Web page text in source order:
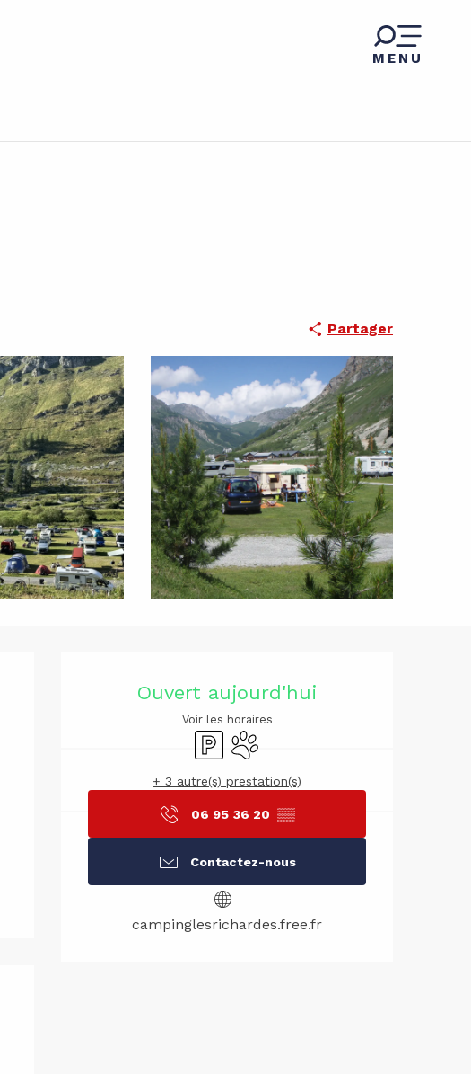
MENU
Partager
Ouvert aujourd'hui
Voir les horaires
ParkingAnimaux acceptés
+ 3 autre(s) prestation(s)
06 95 36 20 ▒▒
Contactez-nous
campinglesrichardes.free.fr